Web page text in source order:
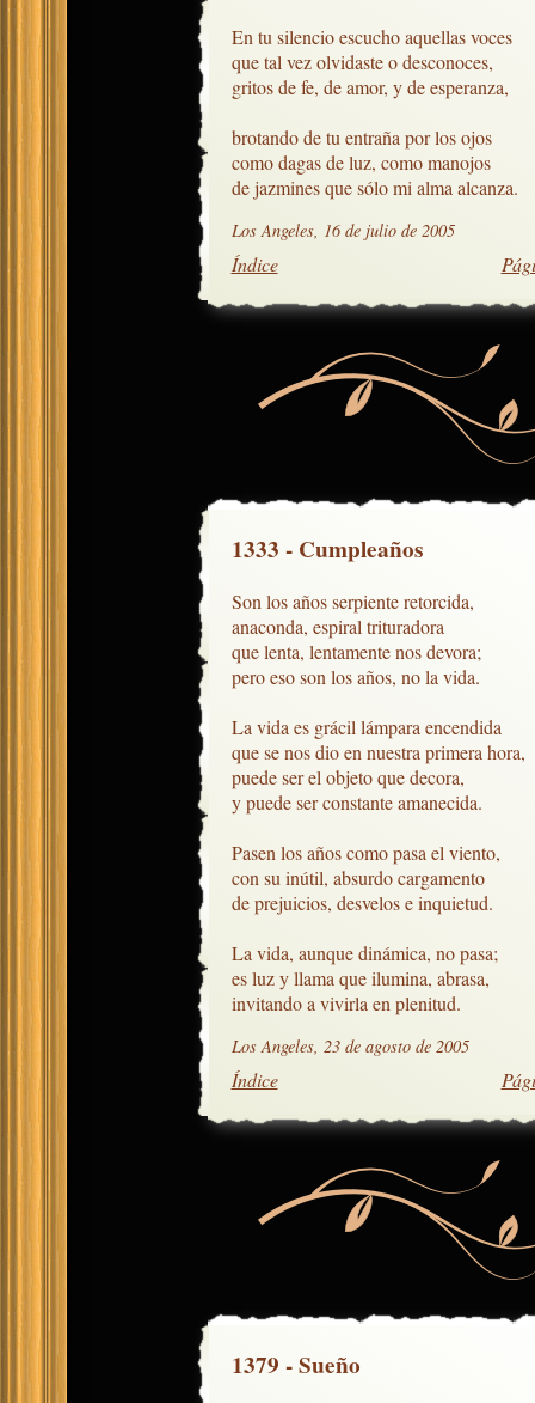
En tu silencio escucho aquellas voces
que tal vez olvidaste o desconoces,
gritos de fe, de amor, y de esperanza,
brotando de tu entraña por los ojos
como dagas de luz, como manojos
de jazmines que sólo mi alma alcanza.
Los Angeles, 16 de julio de 2005
Índice
1333 - Cumpleaños
Son los años serpiente retorcida,
anaconda, espiral trituradora
que lenta, lentamente nos devora;
pero eso son los años, no la vida.
La vida es grácil lámpara encendida
que se nos dio en nuestra primera hora,
puede ser el objeto que decora,
y puede ser constante amanecida.
Pasen los años como pasa el viento,
con su inútil, absurdo cargamento
de prejuicios, desvelos e inquietud.
La vida, aunque dinámica, no pasa;
es luz y llama que ilumina, abrasa,
invitando a vivirla en plenitud.
Los Angeles, 23 de agosto de 2005
Índice
1379 - Sueño